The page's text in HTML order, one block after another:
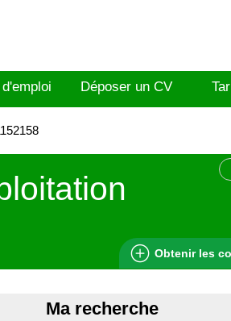
Déposer un CV
Obtenir les
Ma recherche